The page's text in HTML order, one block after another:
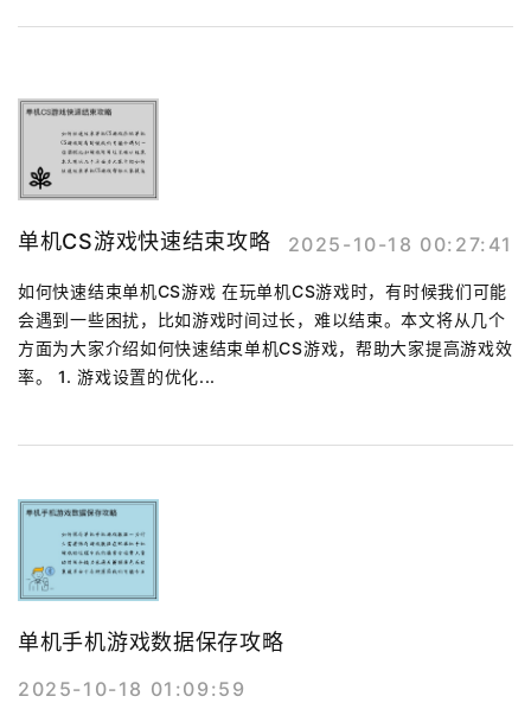
单机CS游戏快速结束攻略 2025-10-18 00:27:41
如何快速结束单机CS游戏 在玩单机CS游戏时，有时候我们可能
会遇到一些困扰，比如游戏时间过长，难以结束。本文将从几个
方面为大家介绍如何快速结束单机CS游戏，帮助大家提高游戏效
率。 1. 游戏设置的优化...
单机手机游戏数据保存攻略
2025-10-18 01:09:59